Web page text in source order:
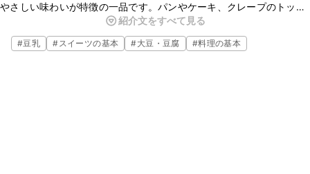
やさしい味わいが特徴の一品です。パンやケーキ、クレープのトッピ
ングなど様々な食べ方でお楽しみいただけますよ。簡単に作れるの
で、ぜひお試しくださいね。
紹介文をすべて見る
#豆乳 #スイーツの基本 #大豆・豆腐 #料理の基本